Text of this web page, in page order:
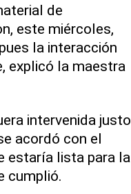
de
este miércoles,
la interacción
explicó la maestra
intervenida justo
acordó con el
estaría lista para la
cumplió.